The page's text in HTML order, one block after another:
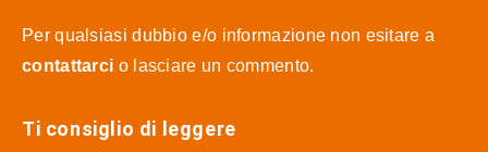
Per qualsiasi dubbio e/o informazione non esitare a
contattarci o lasciare un commento.
Ti consiglio di leggere